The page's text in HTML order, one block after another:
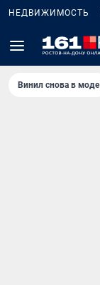
НЕДВИЖИМОСТЬ
Винил снова в моде